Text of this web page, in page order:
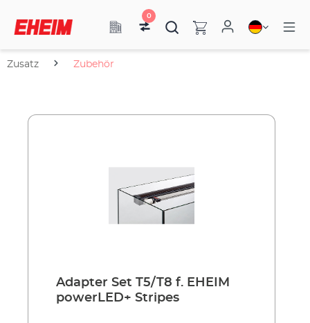
0
Zusatz Zubehör
Adapter Set T5/T8 f. EHEIM
powerLED+ Stripes